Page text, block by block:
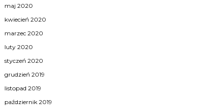
maj 2020
kwiecień 2020
marzec 2020
luty 2020
styczeń 2020
grudzień 2019
listopad 2019
październik 2019